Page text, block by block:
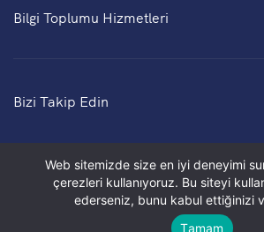
Bilgi Toplumu Hizmetleri
Bizi Takip Edin
Copyright © 2025 Prometeon Tyre Group S.r.l. -
“PIRELLI” logo trademark is owned by Pirelli &
Web sitemizde size en iyi deneyimi
çerezleri kullanıyoruz. Bu siteyi
ederseniz, bunu kabul ettiğinizi
Tamam